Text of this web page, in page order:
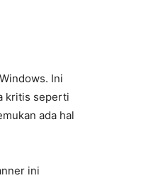
Ini
kritis seperti
ada hal
ini